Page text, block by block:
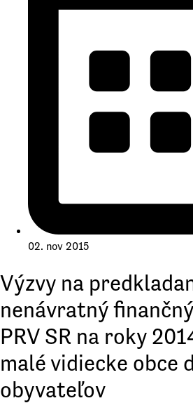
02. nov 2015
Výzvy na
nenávratný
PRV SR na roky
malé vidiecke obce
obyvateľov